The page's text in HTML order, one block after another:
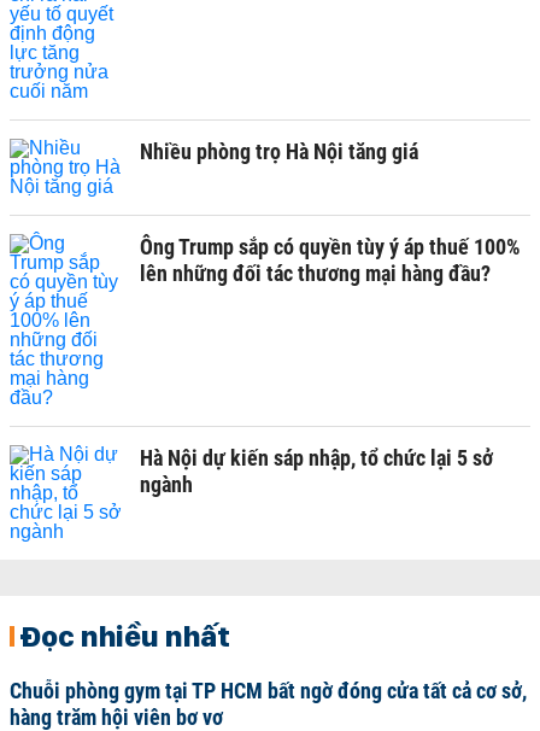
Nhiều phòng trọ Hà Nội tăng giá
Ông Trump sắp có quyền tùy ý áp thuế 100%
lên những đối tác thương mại hàng đầu?
Hà Nội dự kiến sáp nhập, tổ chức lại 5 sở
ngành
Đọc nhiều nhất
Chuỗi phòng gym tại TP HCM bất ngờ đóng cửa tất cả cơ sở,
hàng trăm hội viên bơ vơ